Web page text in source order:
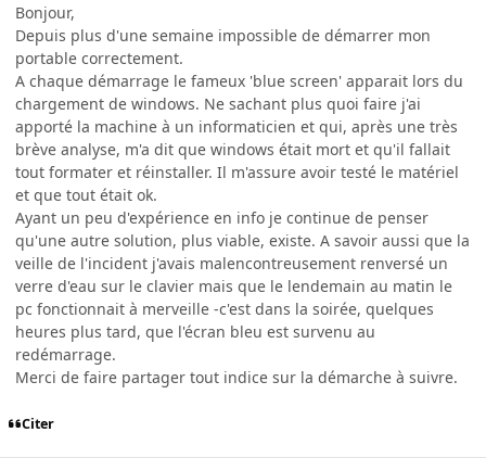
Bonjour,
Depuis plus d'une semaine impossible de démarrer mon
portable correctement.
A chaque démarrage le fameux 'blue screen' apparait lors du
chargement de windows. Ne sachant plus quoi faire j'ai
apporté la machine à un informaticien et qui, après une très
brève analyse, m'a dit que windows était mort et qu'il fallait
tout formater et réinstaller. Il m'assure avoir testé le matériel
et que tout était ok.
Ayant un peu d'expérience en info je continue de penser
qu'une autre solution, plus viable, existe. A savoir aussi que la
veille de l'incident j'avais malencontreusement renversé un
verre d'eau sur le clavier mais que le lendemain au matin le
pc fonctionnait à merveille -c'est dans la soirée, quelques
heures plus tard, que l'écran bleu est survenu au
redémarrage.
Merci de faire partager tout indice sur la démarche à suivre.
Citer